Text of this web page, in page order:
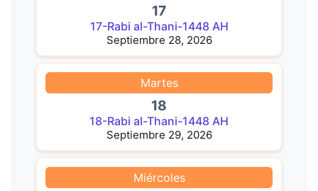
17
17-Rabi al-Thani-1448 AH
Septiembre 28, 2026
Martes
18
18-Rabi al-Thani-1448 AH
Septiembre 29, 2026
Miércoles